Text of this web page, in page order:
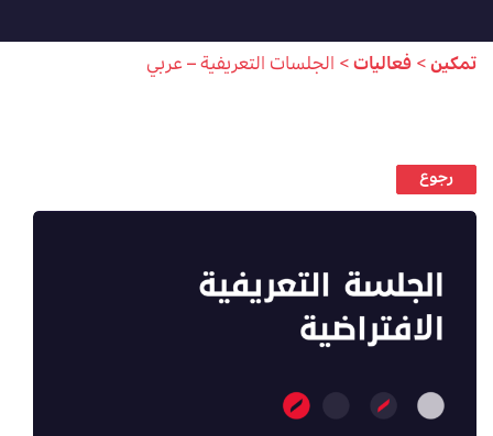
تمكين>فعاليات>الجلسات التعريفية – عربي
رجوع